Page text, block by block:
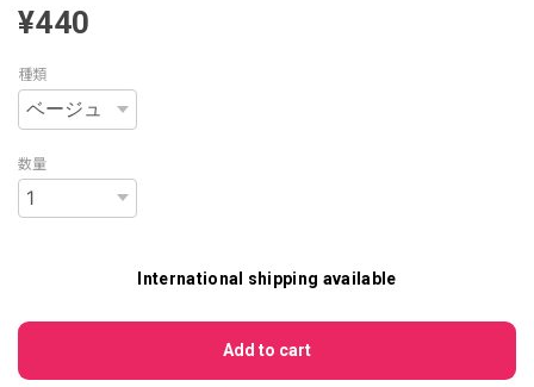
¥440
種類
数量
International shipping available
Add to cart